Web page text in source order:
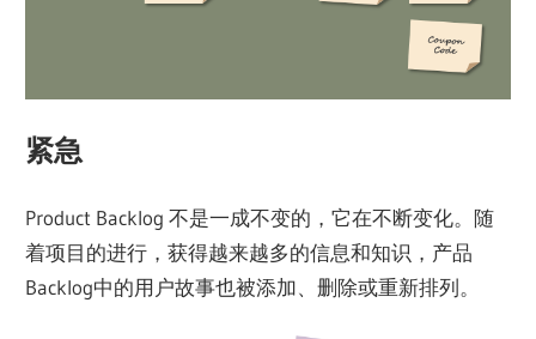
紧急
Product Backlog 不是一成不变的，它在不断变化。随
着项目的进行，获得越来越多的信息和知识，产品
Backlog中的用户故事也被添加、删除或重新排列。